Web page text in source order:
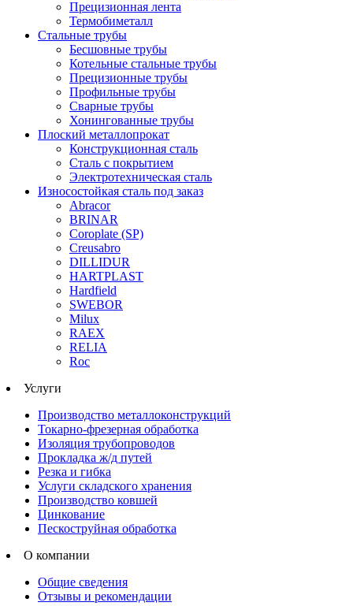
Прецизионная лента
Термобиметалл
Стальные трубы
Бесшовные трубы
Котельные стальные трубы
Прецизионные трубы
Профильные трубы
Сварные трубы
Хонингованные трубы
Плоский металлопрокат
Конструкционная сталь
Сталь с покрытием
Электротехническая сталь
Износостойкая сталь под заказ
Abracor
BRINAR
Coroplate (SP)
Creusabro
DILLIDUR
HARTPLAST
Hardfield
SWEBOR
Milux
RAEX
RELIA
Roc
Услуги
Производство металлоконструкций
Токарно-фрезерная обработка
Изоляция трубопроводов
Прокладка ж/д путей
Резка и гибка
Услуги складского хранения
Производство ковшей
Цинкование
Пескоструйная обработка
О компании
Общие сведения
Отзывы и рекомендации